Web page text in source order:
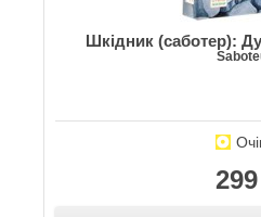
Шкідник (саботер):